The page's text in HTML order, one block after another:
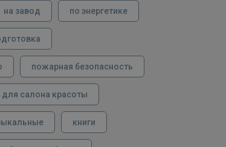
на завод по энергетике
пожарная безопасность
для салона красоты
книги